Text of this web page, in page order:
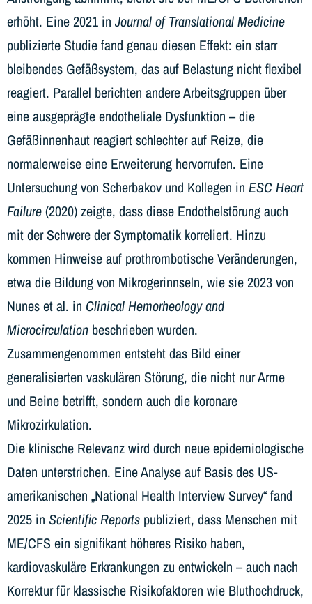
erhöht. Eine 2021 in Journal of Translational Medicine
publizierte Studie fand genau diesen Effekt: ein starr
bleibendes Gefäßsystem, das auf Belastung nicht flexibel
reagiert. Parallel berichten andere Arbeitsgruppen über
eine ausgeprägte endotheliale Dysfunktion – die
Gefäßinnenhaut reagiert schlechter auf Reize, die
normalerweise eine Erweiterung hervorrufen. Eine
Untersuchung von Scherbakov und Kollegen in ESC Heart
Failure(2020) zeigte, dass diese Endothelstörung auch
mit der Schwere der Symptomatik korreliert. Hinzu
kommen Hinweise auf prothrombotische Veränderungen,
etwa die Bildung von Mikrogerinnseln, wie sie 2023 von
Nunes et al. in Clinical Hemorheology and
Microcirculation beschrieben wurden.
Zusammengenommen entsteht das Bild einer
generalisierten vaskulären Störung, die nicht nur Arme
und Beine betrifft, sondern auch die koronare
Mikrozirkulation.
Die klinische Relevanz wird durch neue epidemiologische
Daten unterstrichen. Eine Analyse auf Basis des US-
amerikanischen „National Health Interview Survey“ fand
2025 in Scientific Reports publiziert, dass Menschen mit
ME/CFS ein signifikant höheres Risiko haben,
kardiovaskuläre Erkrankungen zu entwickeln – auch nach
Korrektur für klassische Risikofaktoren wie Bluthochdruck,